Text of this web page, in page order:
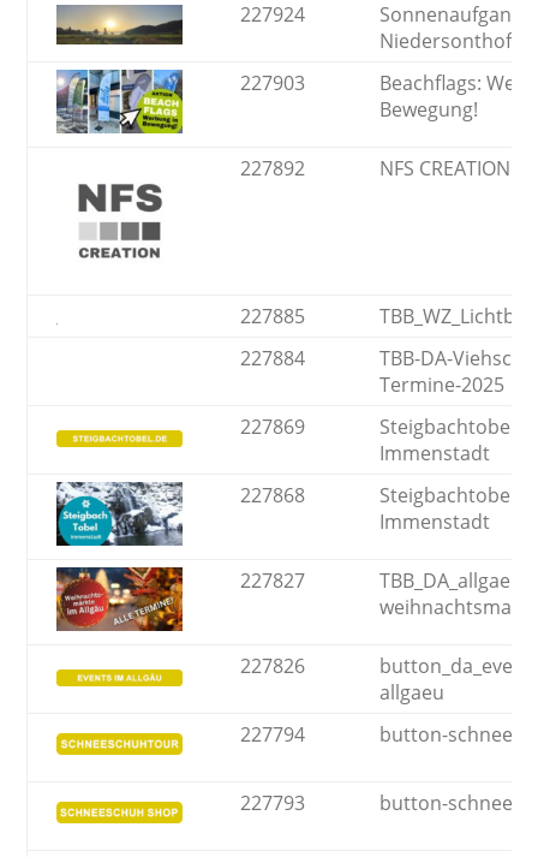
227924
Sonnenaufgang
227903
Beachflags:
Bewegung!
227892 NFS CREATION
227885
227884
TBB-DA-
Termine-2025
227869
Steigbachtobel in
Immenstadt
227868
Steigbachtobel in
Immenstadt
227827
TBB_DA_allgaeu-
weihnachtsmarkt
227826
allgaeu
227794
button-
227793 button-